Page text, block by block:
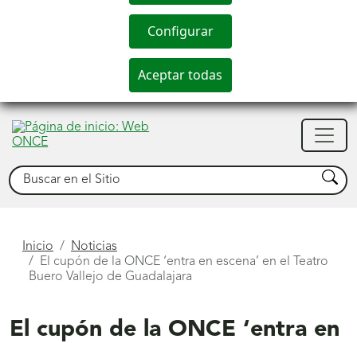
Buscar Buscar
Está
aquí
Inicio
Noticias
El cupón de la ONCE ‘entra en escena’ en el Teatro
Buero Vallejo de Guadalajara
El cupón de la ONCE ‘entra en